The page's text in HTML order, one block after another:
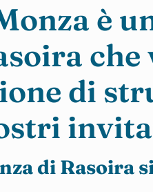
è
che
di
di Rasoira